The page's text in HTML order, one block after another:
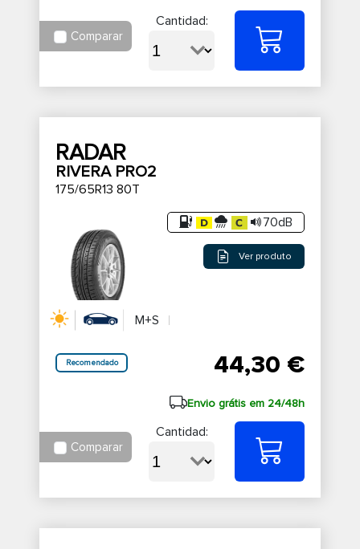
Comparar
Cantidad:
RADAR
RIVERA PRO2
175/65R13 80T
70dB
Ver produto
M+S
Recomendado 44,30 €
Envio grátis em 24/48h
Comparar
Cantidad: